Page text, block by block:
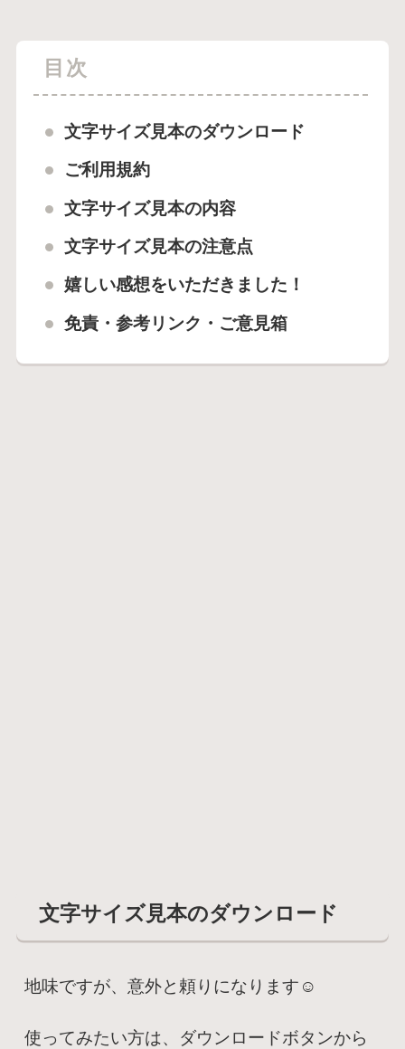
目次
文字サイズ見本のダウンロード
ご利用規約
文字サイズ見本の内容
文字サイズ見本の注意点
嬉しい感想をいただきました！
免責・参考リンク・ご意見箱
文字サイズ見本のダウンロード
地味ですが、意外と頼りになります☺️
使ってみたい方は、ダウンロードボタンから